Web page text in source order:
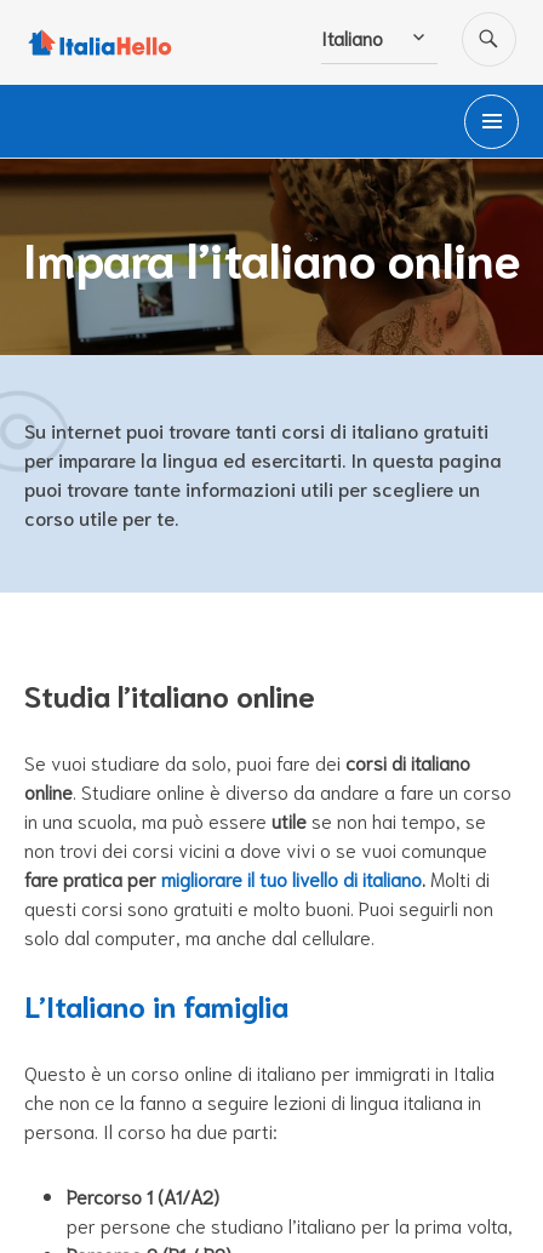
Italiano
Impara l’italiano online
Su internet puoi trovare tanti corsi di italiano gratuiti
per imparare la lingua ed esercitarti. In questa pagina
puoi trovare tante informazioni utili per scegliere un
corso utile per te.
Studia l’italiano online
Se vuoi studiare da solo, puoi fare dei corsi di italiano
online . Studiare online è diverso da andare a fare un corso
in una scuola, ma può essere utile se non hai tempo, se
non trovi dei corsi vicini a dove vivi o se vuoi comunque
fare pratica permigliorare il tuo livello di italiano. Molti di
questi corsi sono gratuiti e molto buoni. Puoi seguirli non
solo dal computer, ma anche dal cellulare.
L’Italiano in famiglia
Questo è un corso online di italiano per immigrati in Italia
che non ce la fanno a seguire lezioni di lingua italiana in
persona. Il corso ha due parti:
Percorso 1 (A1/A2)
per persone che studiano l’italiano per la prima volta,